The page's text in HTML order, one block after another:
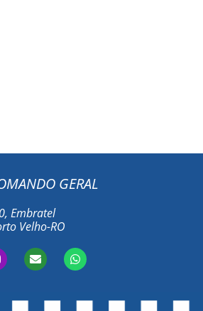
GERAL
Embratel
Velho-RO
E
n
v
W
h
a
s